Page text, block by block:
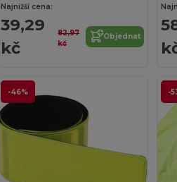
Najnižší cena:
39,29
kč
82,97
kč
Objednat
-46% -